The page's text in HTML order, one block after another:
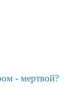
- мертвой?